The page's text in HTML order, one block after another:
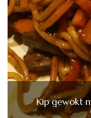
Kip gewokt